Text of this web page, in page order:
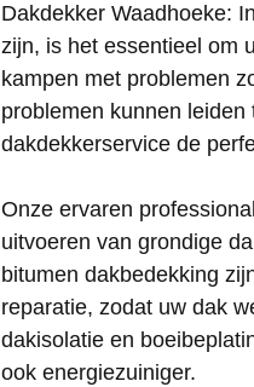
Dakdekker Waadhoeke:
zijn, is het essentieel om
kampen met problemen
problemen kunnen
dakdekkerservice de
Onze ervaren
uitvoeren van grondige
bitumen dakbedekking
reparatie, zodat uw dak
dakisolatie en
ook energiezuiniger.